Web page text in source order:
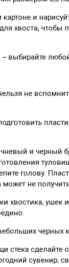
и
хвоста,
выбирайте
не
и черный
голову.
не
хвостика, ушек
стека сделайте
сувенир,